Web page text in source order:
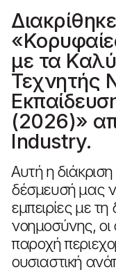
με τα
Τεχνητής
(2026)»
Industry.
Αυτή η διάκριση
δέσμευσή μας
εμπειρίες με
νοημοσύνης,
παροχή
ουσιαστική